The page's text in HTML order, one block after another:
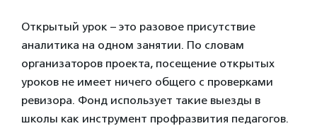
Открытый урок – это разовое присутствие
аналитика на одном занятии. По словам
организаторов проекта, посещение открытых
уроков не имеет ничего общего с проверками
ревизора. Фонд использует такие выезды в
школы как инструмент профразвития педагогов.